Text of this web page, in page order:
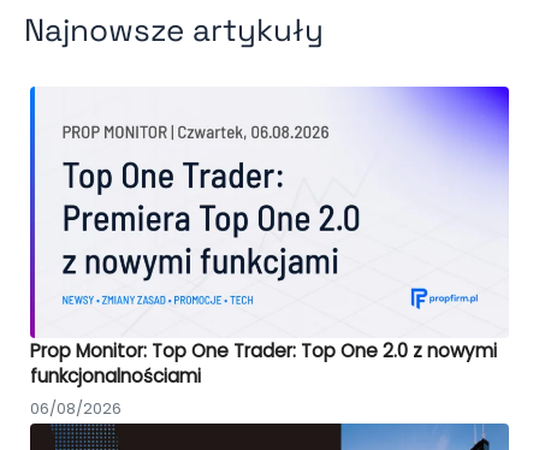
Najnowsze artykuły
Prop Monitor: Top One Trader: Top One 2.0 z nowymi
funkcjonalnościami
06/08/2026